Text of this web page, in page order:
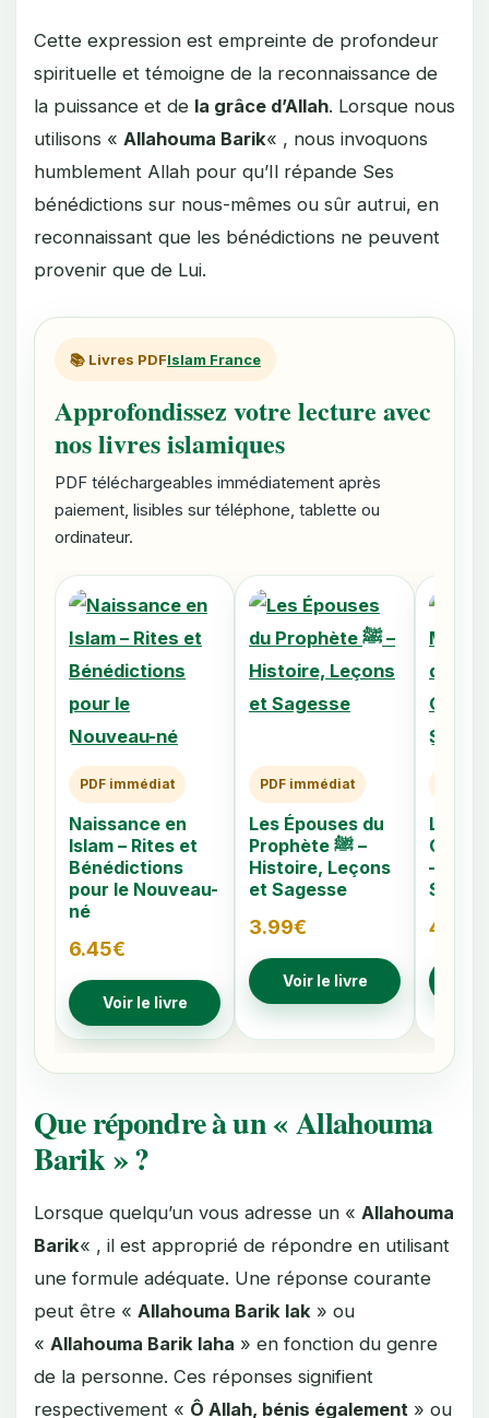
Cette expression est empreinte de profondeur
spirituelle et témoigne de la reconnaissance de
la puissance et de la grâce d’Allah. Lorsque nous
utilisons « Allahouma Barik« , nous invoquons
humblement Allah pour qu’Il répande Ses
bénédictions sur nous-mêmes ou sûr autrui, en
reconnaissant que les bénédictions ne peuvent
provenir que de Lui.
📚 Livres PDFIslam France
Approfondissez votre lecture avec
nos livres islamiques
PDF téléchargeables immédiatement après
paiement, lisibles sur téléphone, tablette ou
ordinateur.
PDF immédiat
Naissance en
Islam – Rites et
Bénédictions
pour le Nouveau-
né
6.45€
Voir le livre
PDF immédiat
Les Épouses du
Prophète ﷺ –
Histoire, Leçons
et Sagesse
3.99€
Voir le livre
Les
–
4.79
Que répondre à un « Allahouma
Barik » ?
Lorsque quelqu’un vous adresse un « Allahouma
Barik« , il est approprié de répondre en utilisant
une formule adéquate. Une réponse courante
peut être « Allahouma Barik lak » ou
« Allahouma Barik laha » en fonction du genre
de la personne. Ces réponses signifient
respectivement « Ô Allah, bénis également » ou